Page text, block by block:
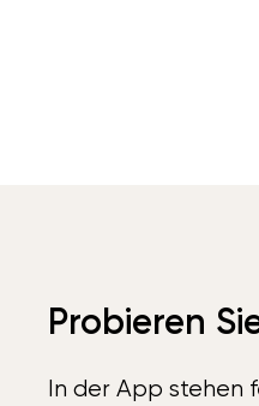
Probieren
In der App stehen